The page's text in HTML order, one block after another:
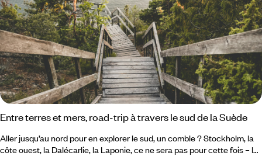
Entre terres et mers, road-trip à travers le sud de la Suède
Aller jusqu’au nord pour en explorer le sud, un comble ? Stockholm, la
côte ouest, la Dalécarlie, la Laponie, ce ne sera pas pour cette fois – la